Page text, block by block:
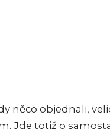
něco objednali,
Jde totiž o